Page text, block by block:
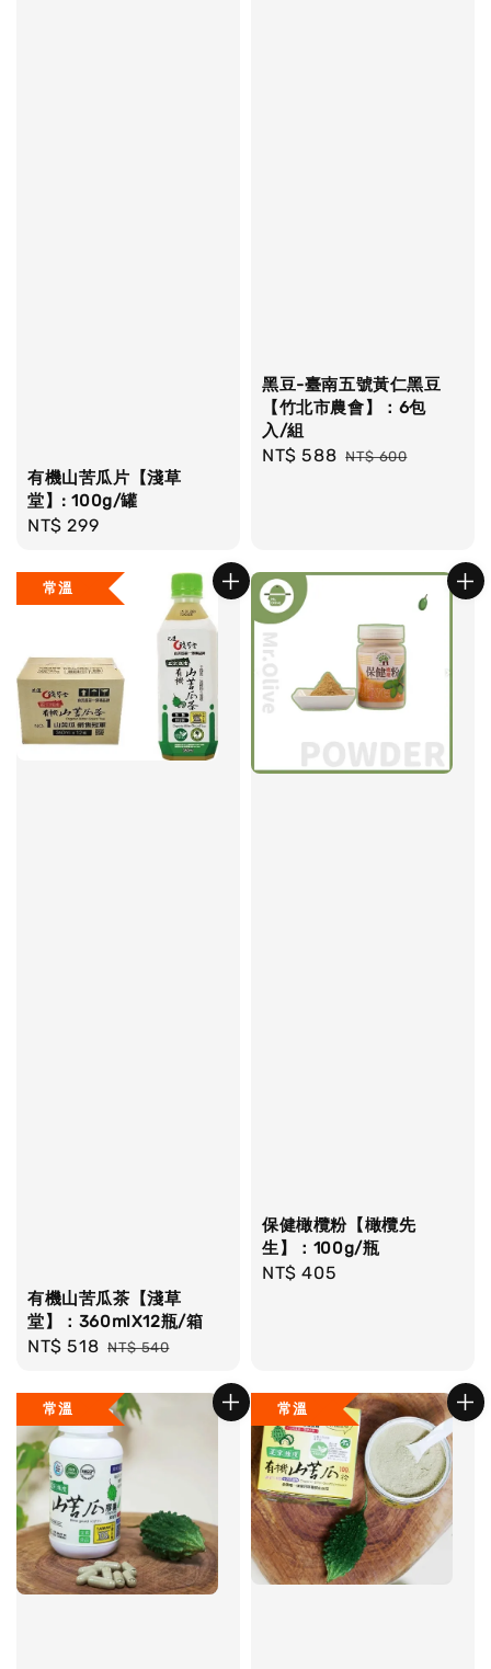
有機山苦瓜片【淺草
堂】: 100g/罐
Regular
NT$ 299
黑豆-臺南五號黃仁黑豆
【竹北市農會】：6包
入/組
Sale
NT$ 588 Regular
NT$ 600
常溫
有機山苦瓜茶【淺草
堂】：360mlX12瓶/箱
Sale
NT$ 518 Regular
NT$ 540
保健橄欖粉【橄欖先
生】：100g/瓶
Regular
NT$ 405
常溫 常溫